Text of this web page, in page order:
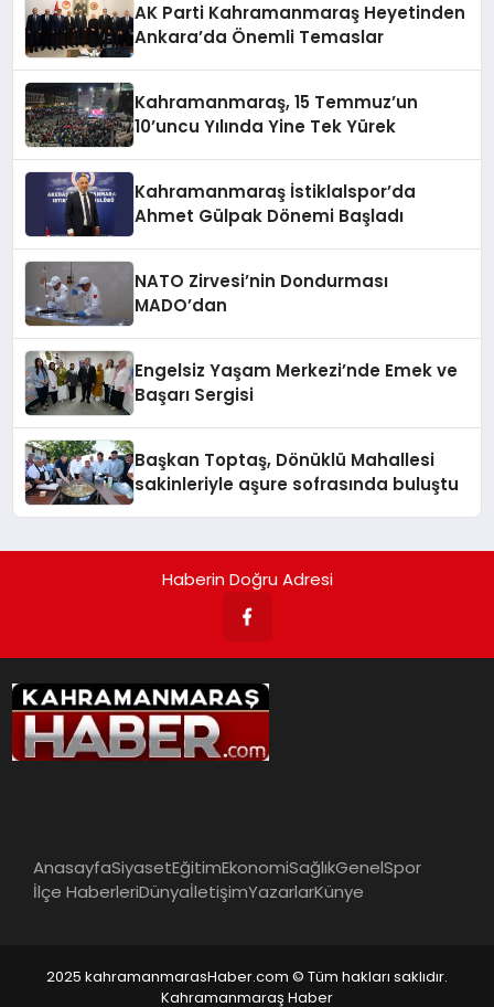
AK Parti Kahramanmaraş Heyetinden
Ankara’da Önemli Temaslar
Kahramanmaraş, 15 Temmuz’un
10’uncu Yılında Yine Tek Yürek
Kahramanmaraş İstiklalspor’da
Ahmet Gülpak Dönemi Başladı
NATO Zirvesi’nin Dondurması
MADO’dan
Engelsiz Yaşam Merkezi’nde Emek ve
Başarı Sergisi
Başkan Toptaş, Dönüklü Mahallesi
sakinleriyle aşure sofrasında buluştu
Haberin Doğru Adresi
AnasayfaSiyasetEğitimEkonomiSağlıkGenelSpor
İlçe HaberleriDünyaİletişimYazarlarKünye
2025 kahramanmarasHaber.com © Tüm hakları saklıdır.
Kahramanmaraş Haber